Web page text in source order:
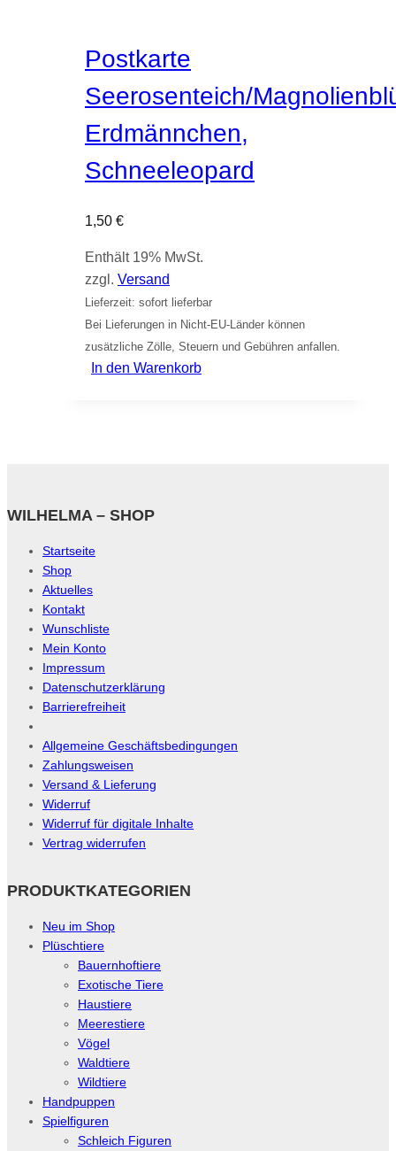
Postkarte
Seerosenteich/
Erdmännchen,
Schneeleopard
1,50 €
Enthält 19% MwSt.
zzgl. Versand
Lieferzeit: sofort lieferbar
Bei Lieferungen in Nicht-EU-Länder können
zusätzliche Zölle, Steuern und Gebühren anfallen.
In den Warenkorb
WILHELMA – SHOP
Startseite
Shop
Aktuelles
Kontakt
Wunschliste
Mein Konto
Impressum
Datenschutzerklärung
Barrierefreiheit
Allgemeine Geschäftsbedingungen
Zahlungsweisen
Versand & Lieferung
Widerruf
Widerruf für digitale Inhalte
Vertrag widerrufen
PRODUKTKATEGORIEN
Neu im Shop
Plüschtiere
Bauernhoftiere
Exotische Tiere
Haustiere
Meerestiere
Vögel
Waldtiere
Wildtiere
Handpuppen
Spielfiguren
Schleich Figuren